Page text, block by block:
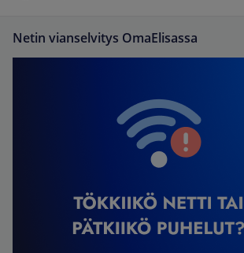
Netin vianselvitys OmaElisassa